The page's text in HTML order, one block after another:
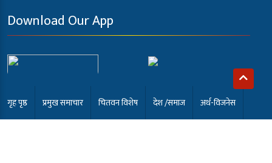
Download Our App
गृह पृष्ठ प्रमुख समाचार चितवन विशेष देश /समाज अर्थ-विजनेस